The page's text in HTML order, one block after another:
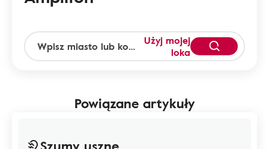
Użyj mojej
loka
Powiązane artykuły